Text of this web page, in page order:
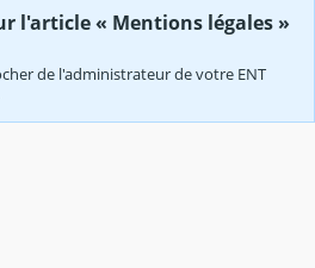
l'article « Mentions légales »
de l'administrateur de votre ENT